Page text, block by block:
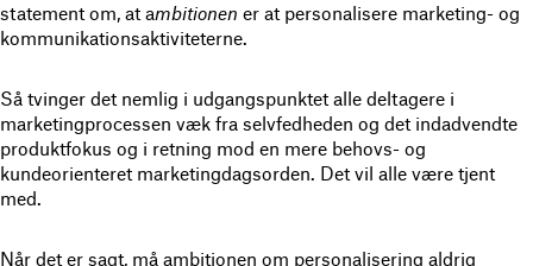
statement om, at ambitionen er at personalisere marketing- og
kommunikationsaktiviteterne.
Så tvinger det nemlig i udgangspunktet alle deltagere i
marketingprocessen væk fra selvfedheden og det indadvendte
produktfokus og i retning mod en mere behovs- og
kundeorienteret marketingdagsorden. Det vil alle være tjent
med.
Når det er sagt, må ambitionen om personalisering aldrig